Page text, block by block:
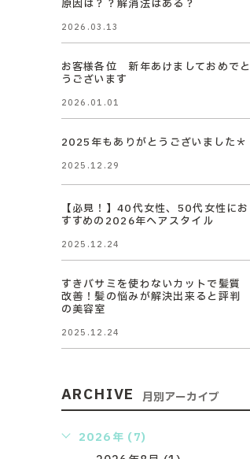
原因は？？解消法はある？
2026.03.13
お客様各位 新年あけましておめでと
うございます
2026.01.01
2025年もありがとうございました＊
2025.12.29
【必見！】40代女性、50代女性にお
すすめの2026年ヘアスタイル
2025.12.24
すきバサミを使わないカットで髪質
改善！髪の悩みが解決出来ると評判
の美容室
2025.12.24
ARCHIVE 月別アーカイブ
2026年 (7)